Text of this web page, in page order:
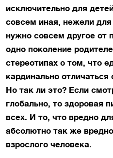
исключительно для
совсем иная, нежели
нужно совсем другое от
одно поколение
стереотипах о том, что
кардинально
Но так ли это? Если
глобально, то здоровая
всех. И то, что вредно
абсолютно так же
взрослого человека.